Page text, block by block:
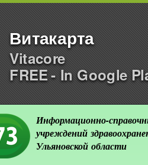
Витакарта
Vitacore
FREE - In Google
Информационно-
учреждений
Ульяновской области